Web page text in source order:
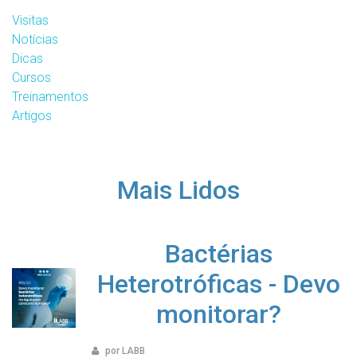
Visitas
Notícias
Dicas
Cursos
Treinamentos
Artigos
Mais Lidos
Bactérias
Heterotróficas - Devo
monitorar?
por LABB